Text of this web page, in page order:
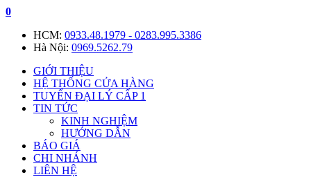
0
HCM: 0933.48.1979 - 0283.995.3386
Hà Nội: 0969.5262.79
GIỚI THIỆU
HỆ THỐNG CỬA HÀNG
TUYỂN ĐẠI LÝ CẤP 1
TIN TỨC
KINH NGHIỆM
HƯỚNG DẪN
BÁO GIÁ
CHI NHÁNH
LIÊN HỆ